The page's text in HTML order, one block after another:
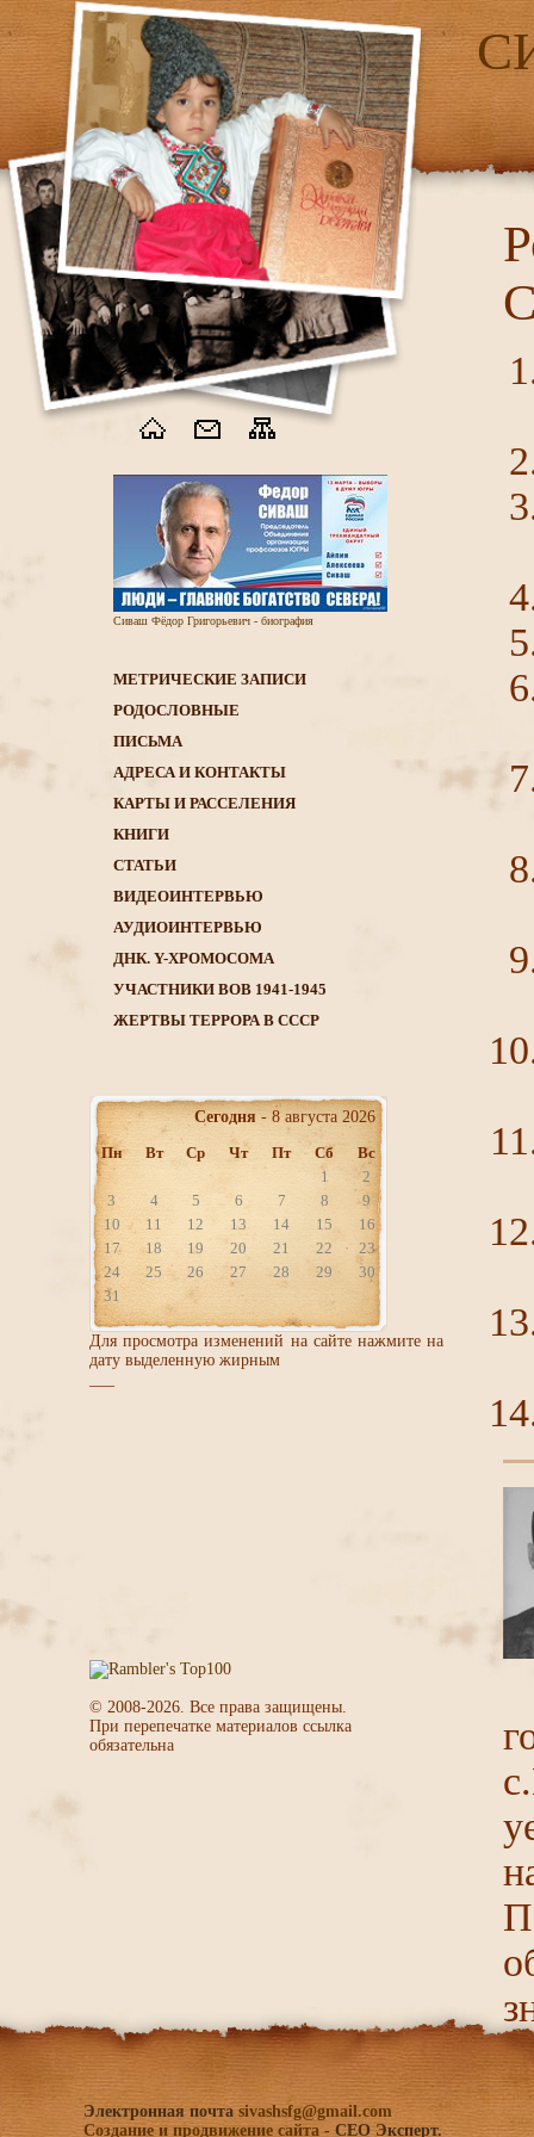
Сиваш Фёдор Григорьевич - биография
МЕТРИЧЕСКИЕ ЗАПИСИ
РОДОСЛОВНЫЕ
ПИСЬМА
АДРЕСА И КОНТАКТЫ
КАРТЫ И РАССЕЛЕНИЯ
КНИГИ
CТАТЬИ
ВИДЕОИНТЕРВЬЮ
АУДИОИНТЕРВЬЮ
ДНК. Y-ХРОМОСОМА
УЧАСТНИКИ ВОВ 1941-1945
ЖЕРТВЫ ТЕРРОРА В СССР
Сегодня - 8 августа 2026
Пн
Вт Ср Чт Пт Сб
Вс
1
2
3
4 5 6 7 8
9
10
11 12 13 14 15
16
17
18 19 20 21 22
23
24
25 26 27 28 29
30
31
Для просмотра изменений на сайте нажмите на
дату выделенную жирным
© 2008-2026. Все права защищены.
При перепечатке материалов ссылка
обязательна
Электронная почта sivashsfg@gmail.com
Создание и продвижение сайта - СЕО Эксперт.